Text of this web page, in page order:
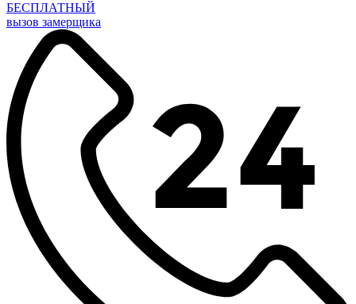
БЕСПЛАТНЫЙ
вызов замерщика